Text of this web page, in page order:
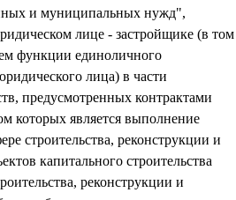
и муниципальных нужд",
лице - застройщике (в том
функции единоличного
лица) в части
предусмотренных контрактами
которых является выполнение
строительства, реконструкции и
капитального строительства
реконструкции и